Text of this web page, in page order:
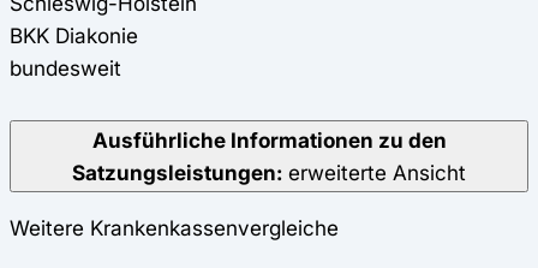
BKK Diakonie
bundesweit
Ausführliche Informationen zu den
Satzungsleistungen: erweiterte Ansicht
Weitere Krankenkassenvergleiche